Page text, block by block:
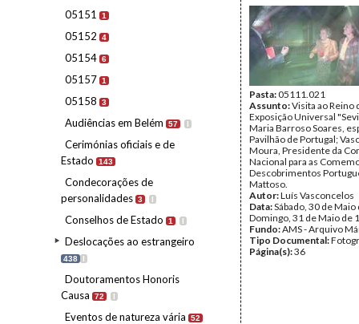
05151 1
05152 4
05154 6
05157 1
05158 3
Audiências em Belém 57 I
Cerimónias oficiais e de
Estado
143
Condecorações de
personalidades 3 I
Conselhos de Estado 1 I
Deslocações ao estrangeiro
438 I
Doutoramentos Honoris
Causa
72 I
Eventos de natureza vária 52
Pasta:05111.021
Assunto:Visita ao Reino
Exposição Universal
Maria Barroso Soares,
Pavilhão de Portugal;
Moura, Presidente da
Nacional para as
Descobrimentos
Mattoso.
Autor:Luís Vasconcelos
Data:Sábado, 30 de Maio
Domingo, 31 de Maio de
Fundo:AMS - Arquivo
Tipo Documental:
Página(s):36